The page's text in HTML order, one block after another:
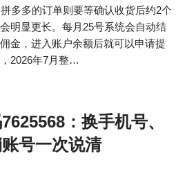
多多的订单则要等确认收货后约2个
明显更长。每月25号系统会自动结
金，进入账户余额后就可以申请提
2026年7月整…
：换手机号、
号一次说清